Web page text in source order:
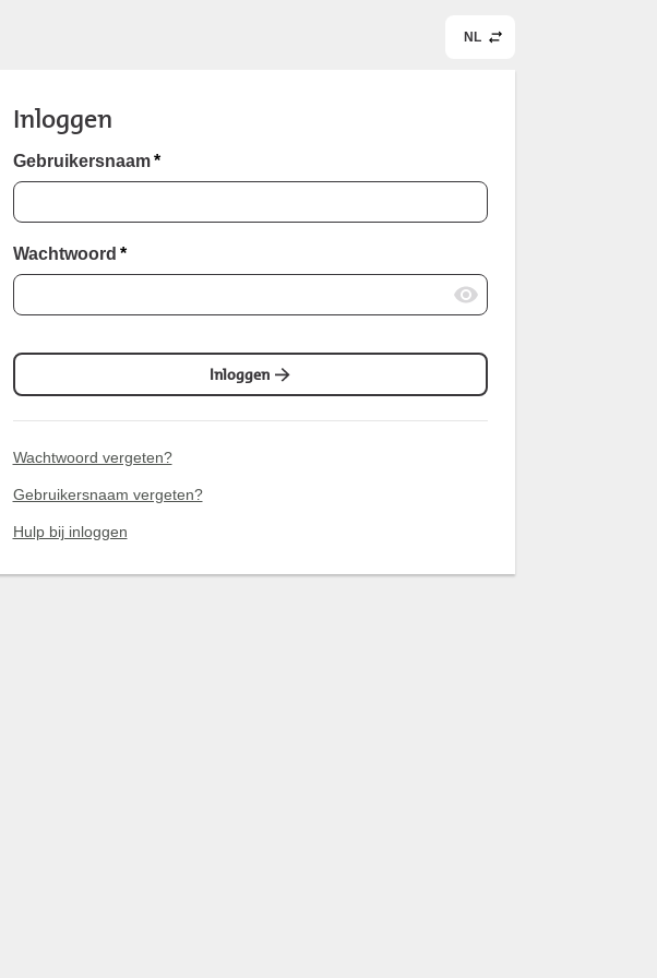
NL
Inloggen
Gebruikersnaam *
Wachtwoord *
Inloggen
Wachtwoord vergeten?
Gebruikersnaam vergeten?
Hulp bij inloggen